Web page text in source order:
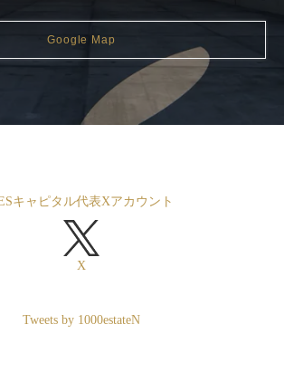
Google Map
キャピタル代表Xアカウント
X
Tweets by 1000estateN